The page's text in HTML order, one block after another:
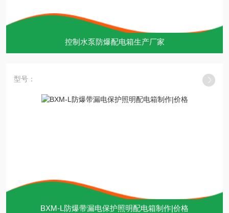
控制水泵防爆配电箱生产厂家
型号：
BXM-L防爆带漏电保护照明配电箱制作|价格